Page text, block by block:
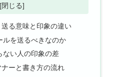
る意味と印象の違い
ルを送るべきなのか
ない人の印象の差
ーと書き方の流れ